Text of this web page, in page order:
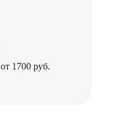
от 1700 руб.